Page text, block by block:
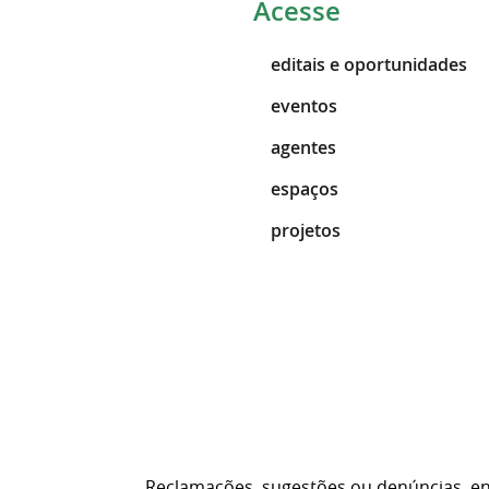
Acesse
editais e oportunidades
eventos
agentes
espaços
projetos